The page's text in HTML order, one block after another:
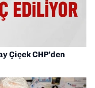
Çiçek CHP’den